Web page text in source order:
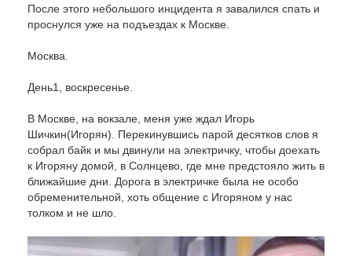
После этого небольшого инцидента я завалился спать и
проснулся уже на подъездах к Москве.
Москва.
День1, воскресенье.
В Москве, на вокзале, меня уже ждал Игорь
Шичкин(Игорян). Перекинувшись парой десятков слов я
собрал байк и мы двинули на электричку, чтобы доехать
к Игоряну домой, в Солнцево, где мне предстояло жить в
ближайшие дни. Дорога в электричке была не особо
обременительной, хоть общение с Игоряном у нас
толком и не шло.